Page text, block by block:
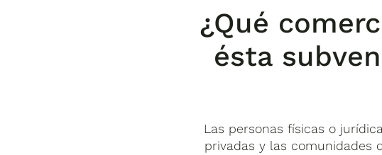
¿Qué
ésta
Las personas físicas o
privadas y las comunidades